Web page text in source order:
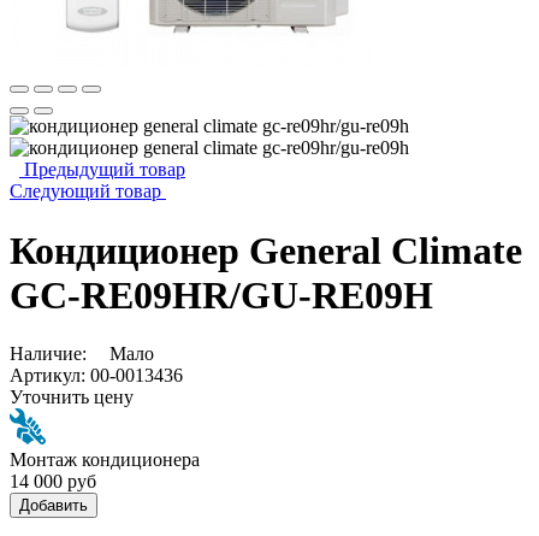
Предыдущий товар
Следующий товар
Кондиционер General Climate
GC-RE09HR/GU-RE09H
Наличие:
Мало
Артикул: 00-0013436
Уточнить цену
Монтаж кондиционера
14 000 руб
Добавить